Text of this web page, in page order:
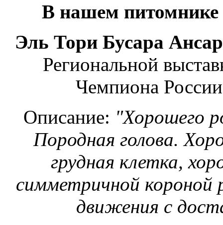
В нашем
Эль Тори Бусара
Региональной
Чемпиона
Описание: "Хорошего
Породная голова.
грудная клетка,
симметричной
движения с